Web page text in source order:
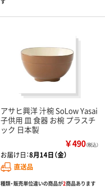
アサヒ興洋 汁椀 SoLow Yasai
子供用 皿 食器 お椀 プラスチ
ック 日本製
￥490（税込）
お届け日：8月14日（金）
直送品
種類・販売単位違いの商品が2商品あります